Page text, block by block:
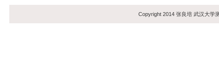
Copyright 2014 张良培 武汉大学